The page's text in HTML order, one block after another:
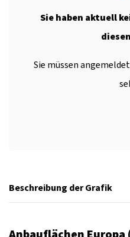
Sie haben aktuell
Sie müssen
Beschreibung der Grafik